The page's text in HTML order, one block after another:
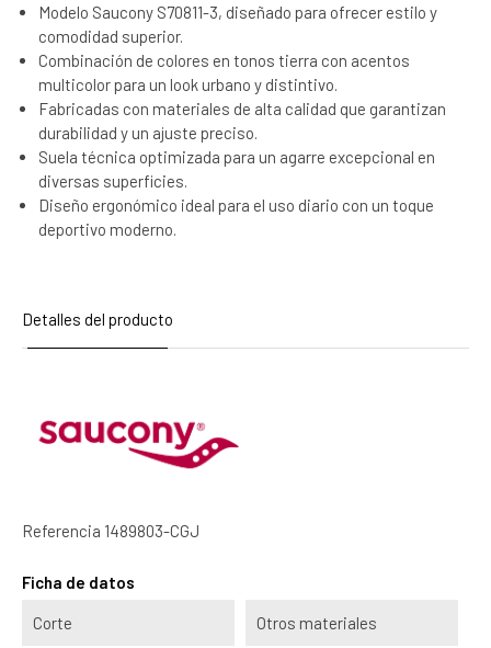
Modelo Saucony S70811-3, diseñado para ofrecer estilo y
comodidad superior.
Combinación de colores en tonos tierra con acentos
multicolor para un look urbano y distintivo.
Fabricadas con materiales de alta calidad que garantizan
durabilidad y un ajuste preciso.
Suela técnica optimizada para un agarre excepcional en
diversas superficies.
Diseño ergonómico ideal para el uso diario con un toque
deportivo moderno.
Detalles del producto
Referencia 1489803-CGJ
Ficha de datos
Corte Otros materiales